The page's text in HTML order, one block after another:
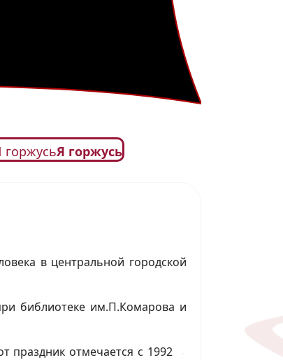
горжусьЯ горжусь
в центральной городской
библиотеке им.П.Комарова и
праздник отмечается с 1992